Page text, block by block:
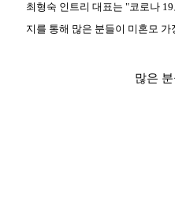
최형숙 인트리 대표는 "코로나
지를 통해 많은 분들이 미혼모
많은